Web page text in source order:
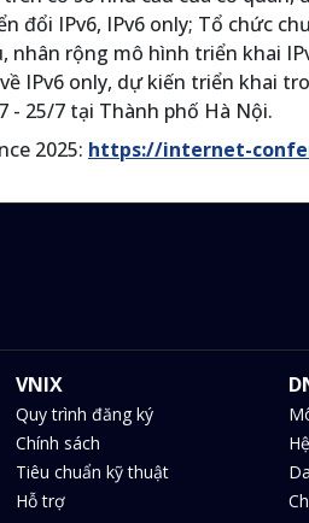
đổi IPv6, IPv6 only; Tổ chức
rộng mô hình triển khai
IPv6 only, dự kiến triển khai
- 25/7 tại Thành phố Hà Nội.
2025: https://internet-
VNIX
Quy trình đăng ký
Chính sách
Tiêu chuẩn kỹ thuật
Hỗ trợ